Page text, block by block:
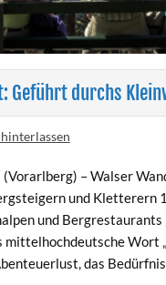
Geführt durchs
– Walser
und Kletterern
und
mittelhochdeutsche Wort
das